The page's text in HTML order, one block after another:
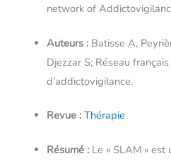
network of
Auteurs : Batisse A,
Djezzar S; Réseau
d’addictovigilance.
Revue : Thérapie
Résumé : Le « SLAM »